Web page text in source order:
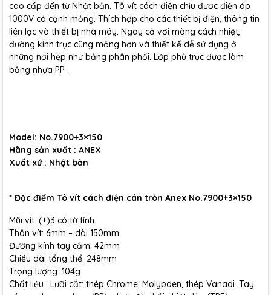
cao cấp đến từ Nhật bản. Tô vít cách điện chịu được điện áp
1000V có cạnh mỏng. Thích hợp cho các thiết bị điện, thông tin
liên lạc và thiết bị nhà máy. Ngay cả với màng cách nhiệt,
đường kính trục cũng mỏng hơn và thiết kế dễ sử dụng ở
những nơi hẹp như bảng phân phối. Lớp phủ trục được làm
bằng nhựa PP .
Model: No.7900+3×150
Hãng sản xuất : ANEX
Xuất xứ : Nhật bản
* Đặc điểm Tô vít cách điện cán tròn Anex No.7900+3×150
Mũi vít: (+)3 có từ tính
Thân vít: 6mm – dài 150mm
Đường kính tay cầm: 42mm
Chiều dài tổng thể: 248mm
Trọng lượng: 104g
Chất liệu : Lưỡi cắt: thép Chrome, Molypden, thép Vanadi. Tay